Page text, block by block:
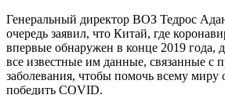
Генеральный директор ВОЗ Тедрос
очередь заявил, что Китай, где
впервые обнаружен в конце 2019 года,
все известные им данные, связанные с
заболевания, чтобы помочь всему миру
победить COVID.